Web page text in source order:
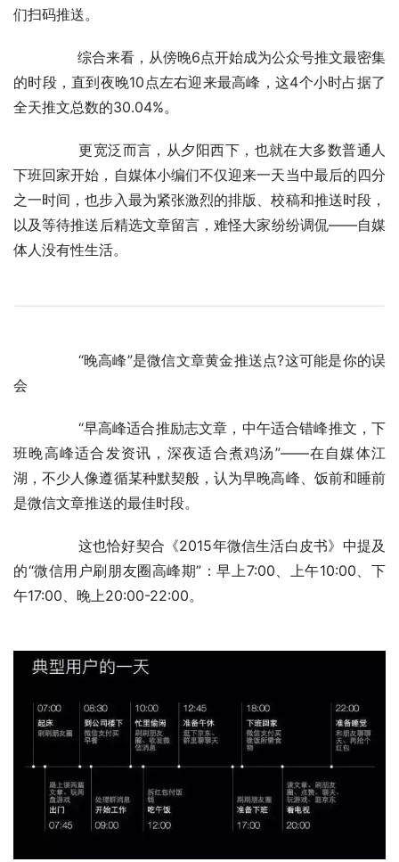
们扫码推送。
的时段，直到夜晚10点左右迎来最高峰，这4个小时占据了
全天推文总数的30.04%。
下班回家开始，自媒体小编们不仅迎来一天当中最后的四分
之一时间，也步入最为紧张激烈的排版、校稿和推送时段，
以及等待推送后精选文章留言，难怪大家纷纷调侃——自媒
体人没有性生活。
会
班晚高峰适合发资讯，深夜适合煮鸡汤”——在自媒体江
湖，不少人像遵循某种默契般，认为早晚高峰、饭前和睡前
是微信文章推送的最佳时段。
的“微信用户刷朋友圈高峰期”：早上7:00、上午10:00、下
午17:00、晚上20:00-22:00。